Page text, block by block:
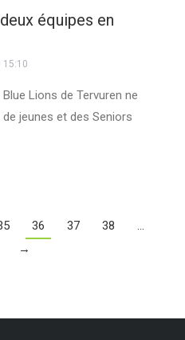
équipes en
Lions de Tervuren ne
jeunes et des Seniors
36 37 38
…
→